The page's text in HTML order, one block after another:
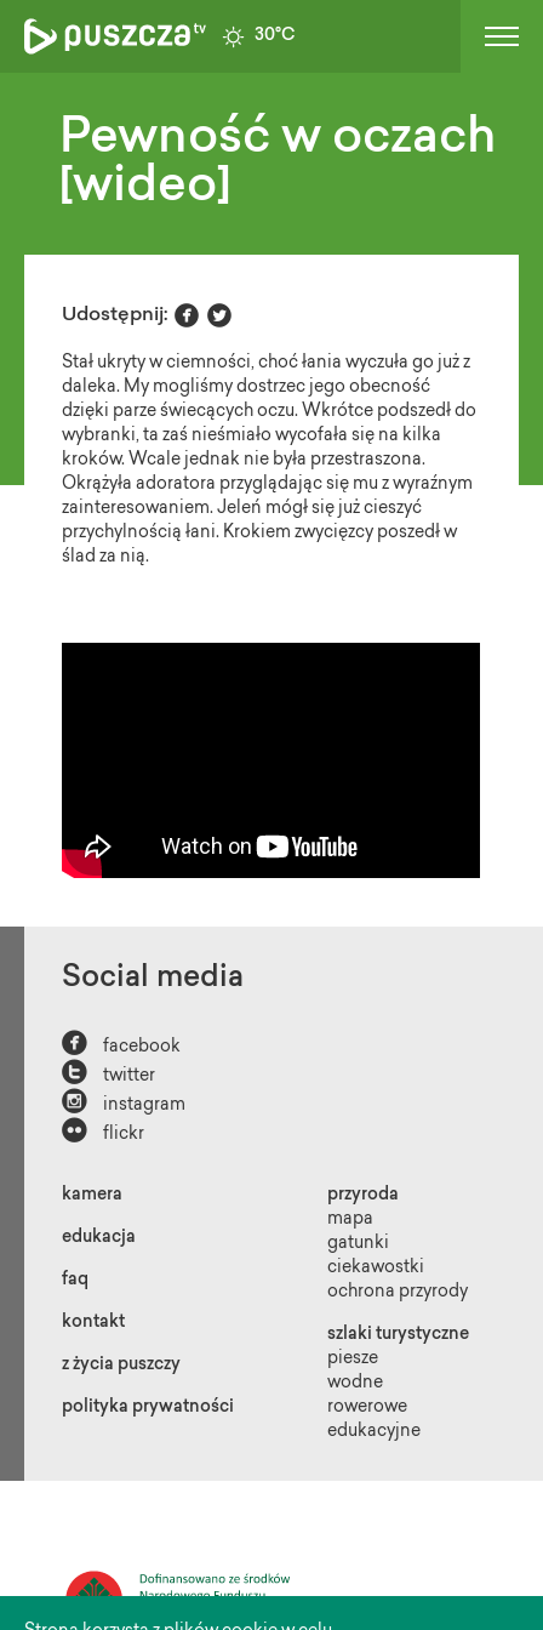
30°C
Pewność w oczach
[wideo]
Udostępnij:  
Stał ukryty w ciemności, choć łania wyczuła go już z
daleka. My mogliśmy dostrzec jego obecność
dzięki parze świecących oczu. Wkrótce podszedł do
wybranki, ta zaś nieśmiało wycofała się na kilka
kroków. Wcale jednak nie była przestraszona.
Okrążyła adoratora przyglądając się mu z wyraźnym
zainteresowaniem. Jeleń mógł się już cieszyć
przychylnością łani. Krokiem zwycięzcy poszedł w
ślad za nią.
Social media
 facebook
 twitter
 instagram
 flickr
kamera
edukacja
faq
kontakt
z życia puszczy
polityka prywatności
przyroda
mapa
gatunki
ciekawostki
ochrona przyrody
szlaki turystyczne
piesze
wodne
rowerowe
edukacyjne